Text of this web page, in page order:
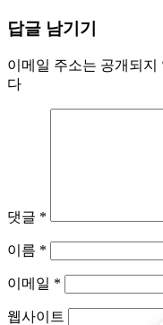
답글 남기기
이메일 주소는 공개되지
다
댓글 *
이름 *
이메일 *
웹사이트